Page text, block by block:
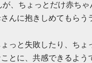
が、ちょっとだけ赤ちゃ
んに抱きしめてもらう
っと失敗したり、ちょ
とに、共感できるよう